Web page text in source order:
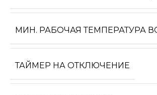
МИН. РАБОЧАЯ ТЕМПЕРАТУРА
ТАЙМЕР НА ОТКЛЮЧЕНИЕ